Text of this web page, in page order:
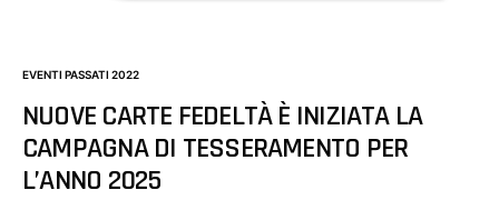
EVENTI PASSATI 2022
NUOVE CARTE FEDELTÀ È INIZIATA LA
CAMPAGNA DI TESSERAMENTO PER
L’ANNO 2025